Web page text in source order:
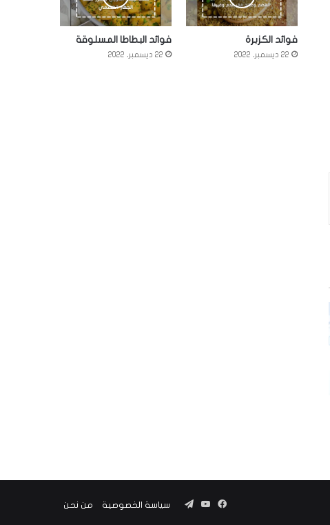
فوائد الكزبرة
22 ديسمبر، 2022
فوائد البطاطا المسلوقة
22 ديسمبر، 2022
سياسة الخصوصية من نحن فيسبوك‫YouTube
تيلقرام